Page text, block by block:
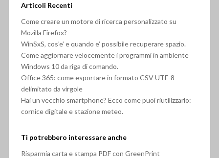
Articoli Recenti
Come creare un motore di ricerca personalizzato su
Mozilla Firefox?
WinSxS, cos’e’ e quando e’ possibile recuperare spazio.
Come aggiornare velocemente i programmi in ambiente
Windows 10 da riga di comando.
Office 365: come esportare in formato CSV UTF-8
delimitato da virgole
Hai un vecchio smartphone? Ecco come puoi riutilizzarlo:
cornice digitale e stazione meteo.
Ti potrebbero interessare anche
Risparmia carta e stampa PDF con GreenPrint